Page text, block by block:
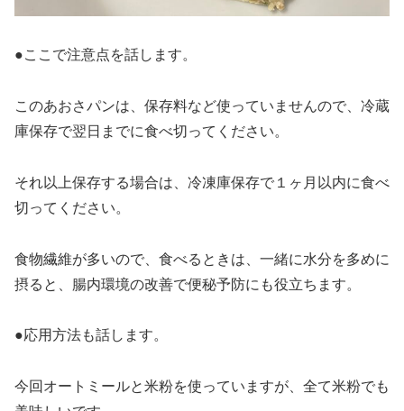
●ここで注意点を話します。
このあおさパンは、保存料など使っていませんので、冷蔵
庫保存で翌日までに食べ切ってください。
それ以上保存する場合は、冷凍庫保存で１ヶ月以内に食べ
切ってください。
食物繊維が多いので、食べるときは、一緒に水分を多めに
摂ると、腸内環境の改善で便秘予防にも役立ちます。
●応用方法も話します。
今回オートミールと米粉を使っていますが、全て米粉でも